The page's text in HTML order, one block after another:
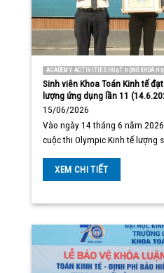
ACADEMY ACTIVITIES HOẠT ĐỘNG KHOA
Sinh viên Khoa Toán Kinh tế
lượng ứng dụng lần 11
15/06/2026
Vào ngày 14 tháng 6 năm
cuộc thi Olympic Kinh tế lượng
XEM CHI TIẾT